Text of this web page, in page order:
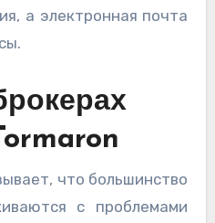
а электронная почта
что большинство
с проблемами